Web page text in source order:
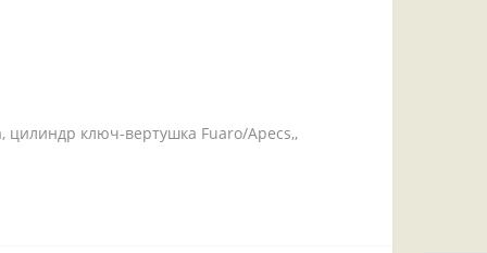
цилиндр ключ-вертушка Fuaro/Apecs,,